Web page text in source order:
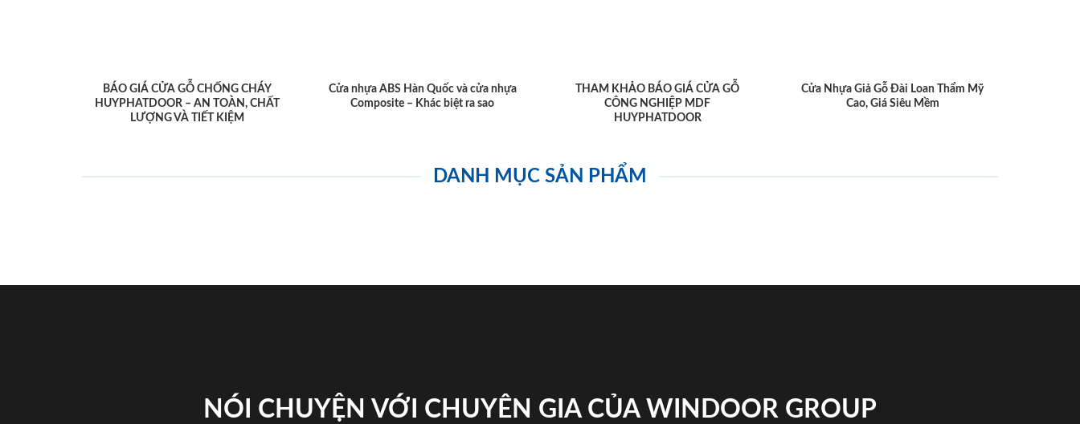
BÁO GIÁ CỬA GỖ CHỐNG CHÁY
HUYPHATDOOR – AN TOÀN, CHẤT
LƯỢNG VÀ TIẾT KIỆM
Cửa nhựa ABS Hàn Quốc và cửa nhựa
Composite – Khác biệt ra sao
THAM KHẢO BÁO GIÁ CỬA GỖ
CÔNG NGHIỆP MDF
HUYPHATDOOR
Cửa Nhựa Giả Gỗ Đài Loan Thẩm Mỹ
Cao, Giá Siêu Mềm
DANH MỤC SẢN PHẨM
NÓI CHUYỆN VỚI CHUYÊN GIA CỦA WINDOOR GROUP